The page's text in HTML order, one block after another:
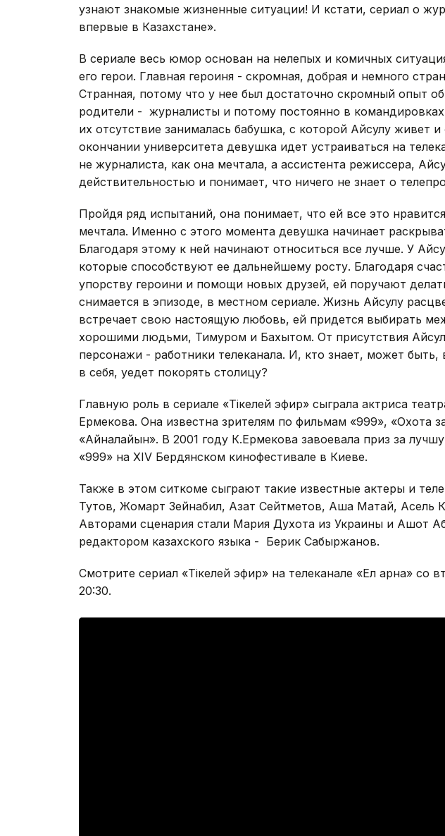
узнают знакомые жизненные ситуации! И кстати, сериал о
впервые в Казахстане».
В сериале весь юмор основан на нелепых и комичных
его герои. Главная героиня - скромная, добрая и немного
Странная, потому что у нее был достаточно скромный опыт
родители - журналисты и потому постоянно в
их отсутствие занималась бабушка, с которой Айсулу живет и
окончании университета девушка идет устраиваться на
не журналиста, как она мечтала, а ассистента режиссера,
действительностью и понимает, что ничего не знает о
Пройдя ряд испытаний, она понимает, что ей все это
мечтала. Именно с этого момента девушка начинает
Благодаря этому к ней начинают относиться все лучше. У
которые способствуют ее дальнейшему росту. Благодаря
упорству героини и помощи новых друзей, ей поручают
снимается в эпизоде, в местном сериале. Жизнь Айсулу
встречает свою настоящую любовь, ей придется выбирать
хорошими людьми, Тимуром и Бахытом. От присутствия
персонажи - работники телеканала. И, кто знает, может быть,
в себя, уедет покорять столицу?
Главную роль в сериале «Тікелей эфир» сыграла актриса
Ермекова. Она известна зрителям по фильмам «999», «Охота
«Айналайын». В 2001 году К.Ермекова завоевала приз за
«999» на XIV Бердянском кинофестивале в Киеве.
Также в этом ситкоме сыграют такие известные актеры и
Тутов, Жомарт Зейнабил, Азат Сейтметов, Аша Матай, Асель
Авторами сценария стали Мария Духота из Украины и Ашот
редактором казахского языка - Берик Сабыржанов.
Смотрите сериал «Тiкелей эфир» на телеканале «Ел арна» со
20:30.